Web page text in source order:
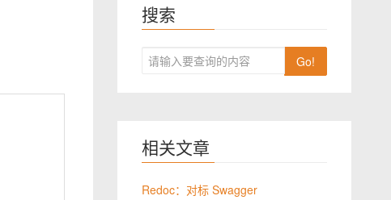
搜索
Go!
相关文章
Redoc：对标 Swagger